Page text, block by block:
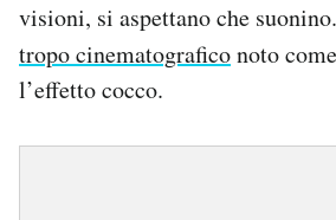
visioni, si aspettano che
tropo cinematograficonoto come
l’effetto cocco.